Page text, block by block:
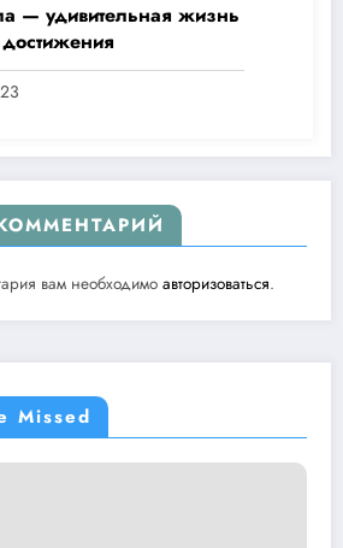
— удивительная жизнь
вам необходимо авторизоваться.
Missed